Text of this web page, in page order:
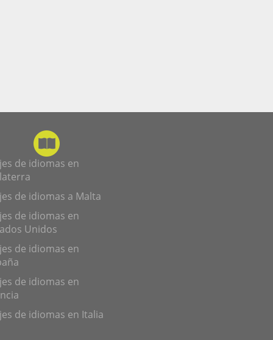
de idiomas en
de idiomas a Malta
de idiomas en
Unidos
de idiomas en
de idiomas en
de idiomas en Italia